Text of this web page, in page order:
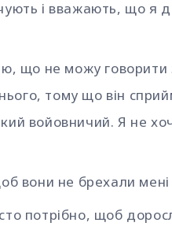
і вважають, що я
що не можу
тому що він
войовничий. Я не
вони не брехали
потрібно, щоб